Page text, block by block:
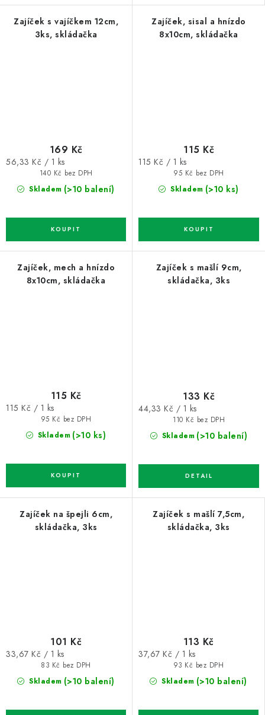
Zajíček s vajíčkem 12cm,
3ks, skládačka
Skladem (>10 balení)
140 Kč bez DPH
169 Kč
Měrná
56,33 Kč / 1 ks
Zajíček, sisal a hnízdo
8x10cm, skládačka
Skladem (>10 ks)
95 Kč bez DPH
115 Kč
Měrná
115 Kč / 1 ks
Zajíček, mech a hnízdo
8x10cm, skládačka
Skladem (>10 ks)
95 Kč bez DPH
115 Kč
Měrná
115 Kč / 1 ks
Zajíček s mašlí 9cm,
skládačka, 3ks
Skladem (>10 balení)
110 Kč bez DPH
133 Kč
Měrná
44,33 Kč / 1 ks
Zajíček na špejli 6cm,
skládačka, 3ks
Skladem (>10 balení)
83 Kč bez DPH
101 Kč
Měrná
33,67 Kč / 1 ks
Zajíček s mašlí 7,5cm,
skládačka, 3ks
Skladem (>10 balení)
93 Kč bez DPH
113 Kč
Měrná
37,67 Kč / 1 ks